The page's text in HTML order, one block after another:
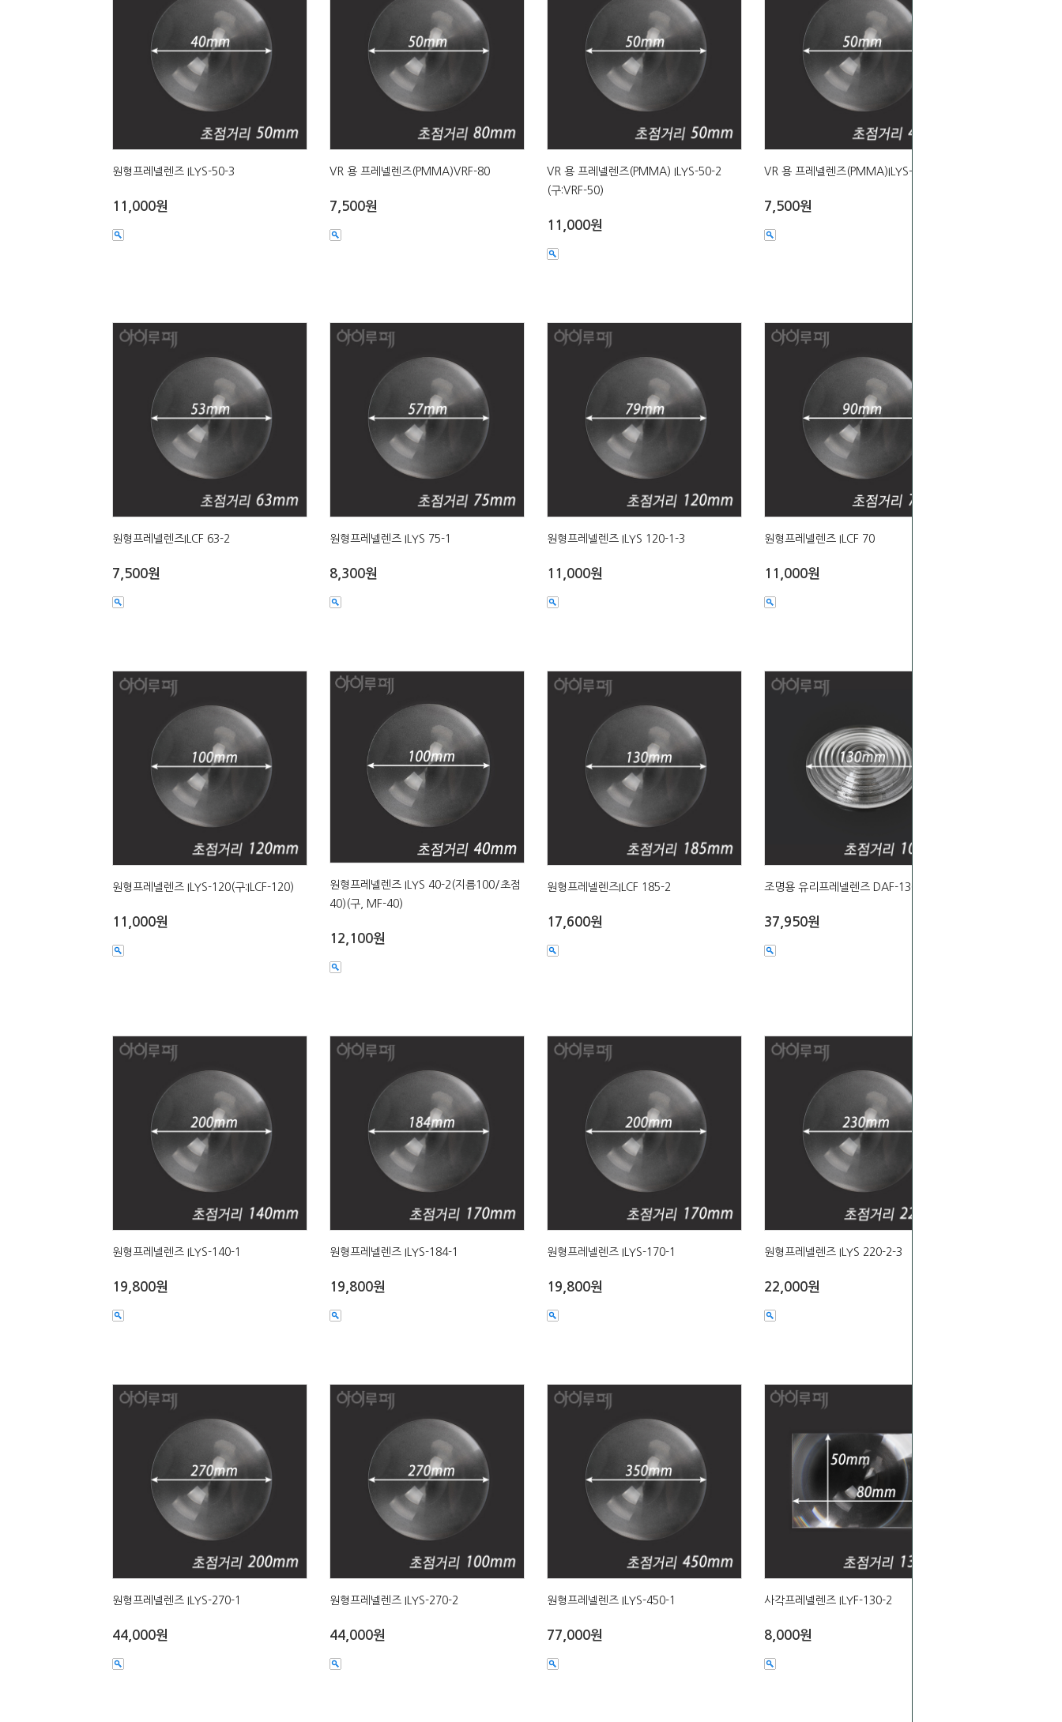
원형프레넬렌즈 ILYS-50-3
11,000원
VR 용 프레넬렌즈(PMMA)VRF-80
7,500원
VR 용 프레넬렌즈(PMMA) ILYS-50-2
(구:VRF-50)
11,000원
VR 용 프레넬렌즈(PMMA)ILYS-40-1
7,500원
원형프레넬렌즈ILCF 63-2
7,500원
원형프레넬렌즈 ILYS 75-1
8,300원
원형프레넬렌즈 ILYS 120-1-3
11,000원
원형프레넬렌즈 ILCF 70
11,000원
원형프레넬렌즈 ILYS-120(구:ILCF-120)
11,000원
원형프레넬렌즈 ILYS 40-2(지름100/초점
40)(구, MF-40)
12,100원
원형프레넬렌즈ILCF 185-2
17,600원
조명용 유리프레넬렌즈 DAF-130
37,950원
원형프레넬렌즈 ILYS-140-1
19,800원
원형프레넬렌즈 ILYS-184-1
19,800원
원형프레넬렌즈 ILYS-170-1
19,800원
원형프레넬렌즈 ILYS 220-2-3
22,000원
원형프레넬렌즈 ILYS-270-1
44,000원
원형프레넬렌즈 ILYS-270-2
44,000원
원형프레넬렌즈 ILYS-450-1
77,000원
사각프레넬렌즈 ILYF-130-2
8,000원